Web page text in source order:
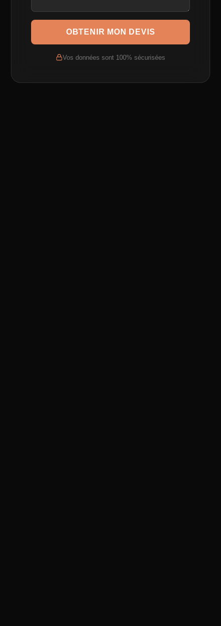
OBTENIR MON DEVIS
Vos données sont 100% sécurisées